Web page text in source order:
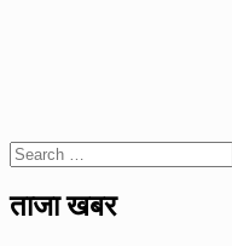
Search
for:
ताजा खबर